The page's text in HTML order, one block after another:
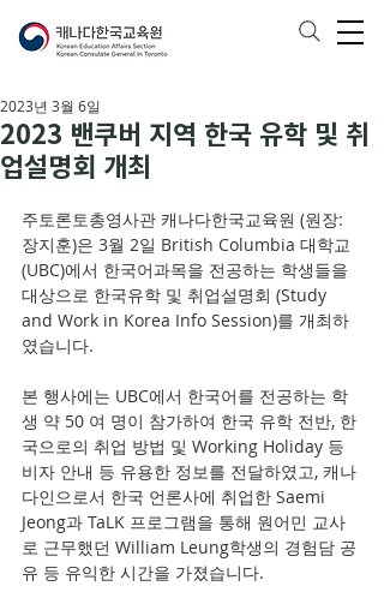
2023 밴쿠버 지역 한국 유학 및 취
업설명회 개최
2023년 3월 6일
주토론토총영사관 캐나다한국교육원 (원장:
장지훈)은 3월 2일 British Columbia 대학교
(UBC)에서 한국어과목을 전공하는 학생들을
대상으로 한국유학 및 취업설명회 (Study
and Work in Korea Info Session)를 개최하
였습니다.
본 행사에는 UBC에서 한국어를 전공하는 학
생 약 50 여 명이 참가하여 한국 유학 전반, 한
국으로의 취업 방법 및 Working Holiday 등
비자 안내 등 유용한 정보를 전달하였고, 캐나
다인으로서 한국 언론사에 취업한 Saemi
Jeong과 TaLK 프로그램을 통해 원어민 교사
로 근무했던 William Leung학생의 경험담 공
유 등 유익한 시간을 가졌습니다.